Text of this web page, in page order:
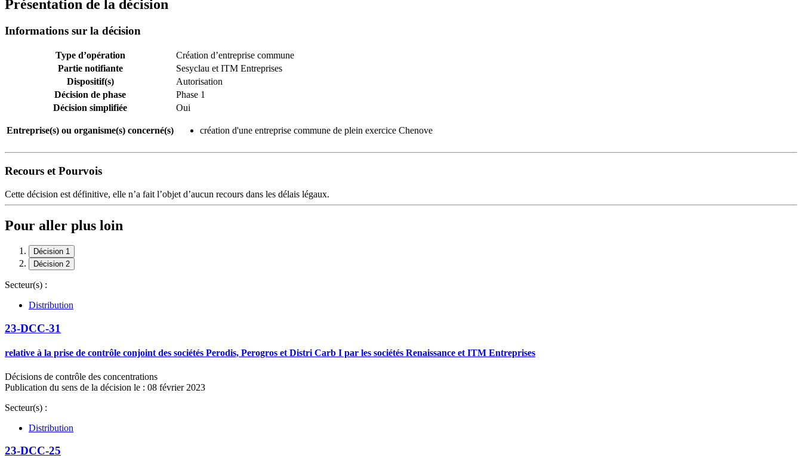
Présentation de la décision
Informations sur la décision
Type d’opération
Création d’entreprise commune
Partie notifiante
Sesyclau et ITM Entreprises
Dispositif(s)
Autorisation
Décision de phase
Phase 1
Décision simplifiée
Oui
Entreprise(s) ou organisme(s) concerné(s) création d'une entreprise commune de plein exercice Chenove
Recours et Pourvois
Cette décision est définitive, elle n’a fait l’objet d’aucun recours dans les délais légaux.
Pour aller plus loin
Décision 1
Décision 2
Secteur(s) :
Distribution
23-DCC-31
relative à la prise de contrôle conjoint des sociétés Perodis, Perogros et Distri Carb I par les sociétés Renaissance et ITM Entreprises
Décisions de contrôle des concentrations
Publication du sens de la décision le : 08 février 2023
Secteur(s) :
Distribution
23-DCC-25